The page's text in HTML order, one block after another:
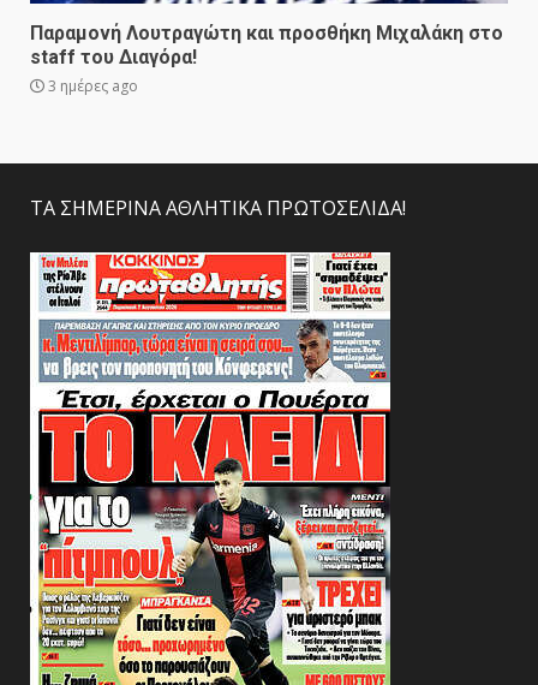
Παραμονή Λουτραγώτη και προσθήκη Μιχαλάκη στο
staff του Διαγόρα!
3 ημέρες ago
ΤΑ ΣΗΜΕΡΙΝΑ ΑΘΛΗΤΙΚΑ ΠΡΩΤΟΣΕΛΙΔΑ!